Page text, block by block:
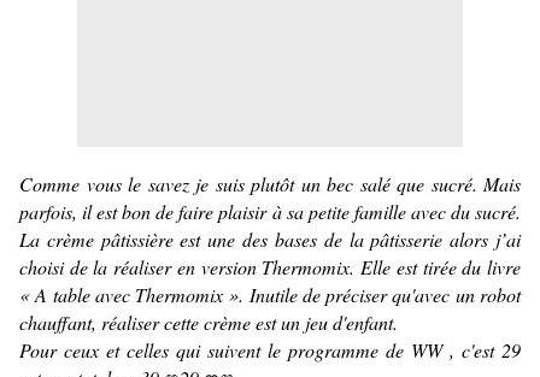
Comme vous le savez je suis plutôt un bec salé que sucré. Mais
parfois, il est bon de faire plaisir à sa petite famille avec du sucré.
La crème pâtissière est une des bases de la pâtisserie alors j’ai
choisi de la réaliser en version Thermomix. Elle est tirée du livre
« A table avec Thermomix ». Inutile de préciser qu'avec un robot
chauffant, réaliser cette crème est un jeu d'enfant.
Pour ceux et celles qui suivent le programme de WW , c'est 29